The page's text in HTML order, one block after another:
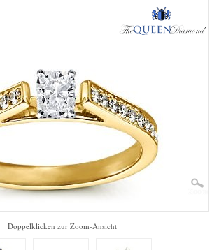
Zoom
Doppelklicken zur Zoom-Ansicht